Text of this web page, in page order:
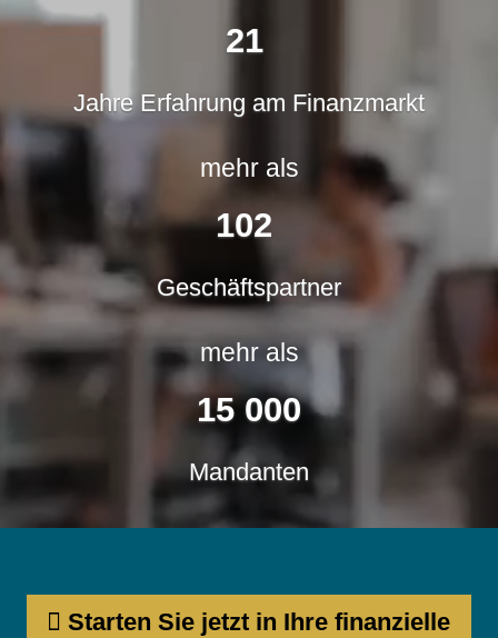
28
Jahre Erfahrung am Finanz­markt
mehr als
138
Geschäfts­partner
mehr als
21000
Mandanten
Starten Sie jetzt in Ihre finanzielle